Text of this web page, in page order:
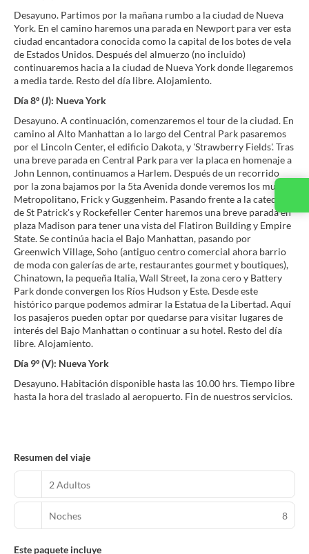
Desayuno. Partimos por la mañana rumbo a la ciudad de Nueva
York. En el camino haremos una parada en Newport para ver esta
ciudad encantadora conocida como la capital de los botes de vela
de Estados Unidos. Después del almuerzo (no incluido)
continuaremos hacia a la ciudad de Nueva York donde llegaremos
a media tarde. Resto del día libre. Alojamiento.
Día 8º (J): Nueva York
Desayuno. A continuación, comenzaremos el tour de la ciudad. En
camino al Alto Manhattan a lo largo del Central Park pasaremos
por el Lincoln Center, el edificio Dakota, y 'Strawberry Fields'. Tras
una breve parada en Central Park para ver la placa en homenaje a
John Lennon, continuamos a Harlem. Después de un recorrido
por la zona bajamos por la 5ta Avenida donde veremos los museos
Metropolitano, Frick y Guggenheim. Pasando frente a la catedral
de St Patrick's y Rockefeller Center haremos una breve parada en
plaza Madison para tener una vista del Flatiron Building y Empire
State. Se continúa hacia el Bajo Manhattan, pasando por
Greenwich Village, Soho (antiguo centro comercial ahora barrio
de moda con galerías de arte, restaurantes gourmet y boutiques),
Chinatown, la pequeña Italia, Wall Street, la zona cero y Battery
Park donde convergen los Ríos Hudson y Este. Desde este
histórico parque podemos admirar la Estatua de la Libertad. Aquí
los pasajeros pueden optar por quedarse para visitar lugares de
interés del Bajo Manhattan o continuar a su hotel. Resto del día
libre. Alojamiento.
Día 9º (V): Nueva York
Desayuno. Habitación disponible hasta las 10.00 hrs. Tiempo libre
hasta la hora del traslado al aeropuerto. Fin de nuestros servicios.
Resumen del viaje
2 Adultos
Noches 8
Este paquete incluye
Contacta con nosotros